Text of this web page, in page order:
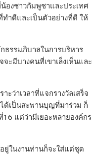
องชาวกัมพูชาและประเทศ
ทำดีและเป็นตัวอย่างที่ดี ให้
ธรรมภิบาลในการบริหาร
ะมีบางคนที่เขาเล็งเห็นและ
ะว่าเวลาที่แจกรางวัลเสร็จ
ด้เป็นสะพานบุญที่มาร่วม ก็
แต่ว่ามีเยอะหลายองค์กร
ยู่ในงานท่านก็จะใส่แต่ชุด